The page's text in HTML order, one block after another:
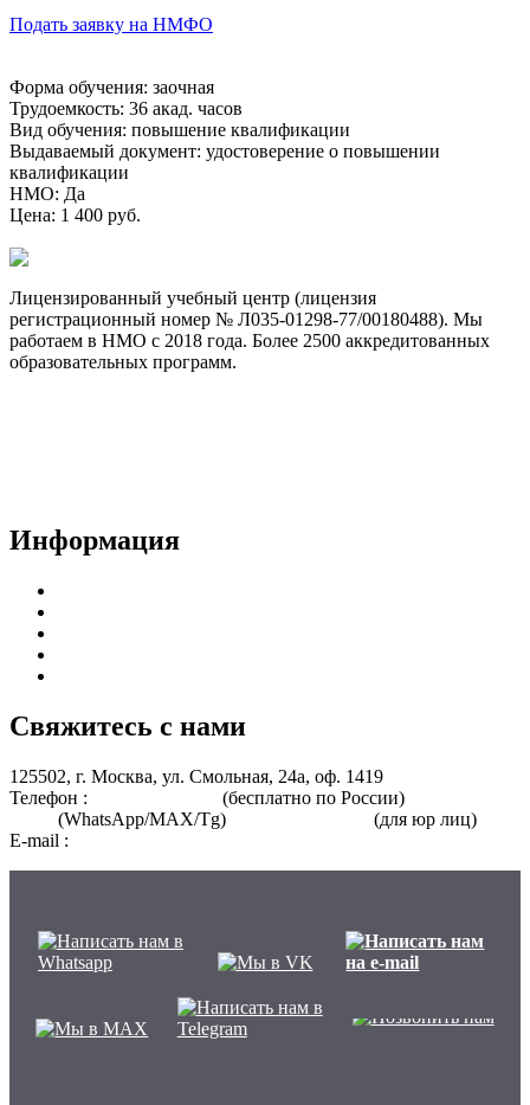
Подать заявку на НМФО
Форма обучения: заочная
Трудоемкость: 36 акад. часов
Вид обучения: повышение квалификации
Выдаваемый документ: удостоверение о повышении
квалификации
НМО: Да
Цена: 1 400 руб.
Лицензированный учебный центр (лицензия
регистрационный номер № Л035-01298-77/00180488). Мы
работаем в НМО с 2018 года. Более 2500 аккредитованных
образовательных программ.
Информация
Свяжитесь с нами
125502, г. Москва, ул. Смольная, 24а, оф. 1419
Телефон :
(бесплатно по России)
(WhatsApp/MAX/Tg)
(для юр лиц)
E-mail :